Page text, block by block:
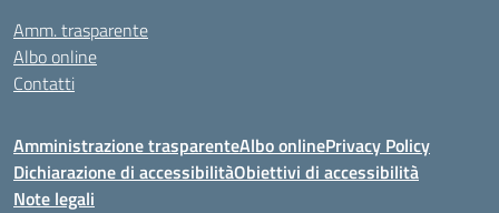
Amm. trasparente
Albo online
Contatti
Amministrazione trasparenteAlbo onlinePrivacy Policy
Dichiarazione di accessibilitàObiettivi di accessibilità
Note legali